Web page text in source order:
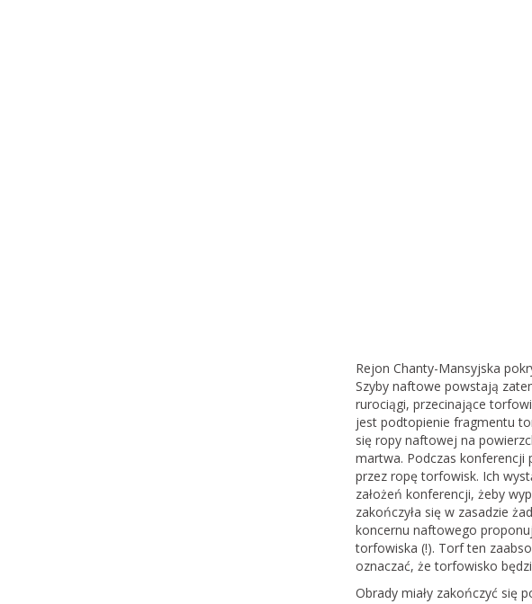
Rejon Chanty-Mansyjska
Szyby naftowe powstają
rurociągi, przecinające
jest podtopienie fragmentu
się ropy naftowej na
martwa. Podczas konferencji
przez ropę torfowisk. Ich
założeń konferencji, żeby
zakończyła się w zasadzie
koncernu naftowego
torfowiska (!). Torf ten
oznaczać, że torfowisko
Obrady miały zakończyć się